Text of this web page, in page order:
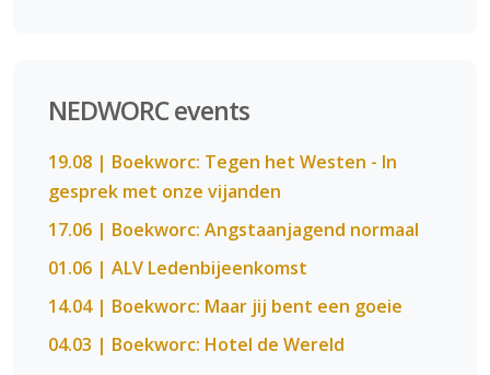
NEDWORC events
19.08 | Boekworc: Tegen het Westen - In
gesprek met onze vijanden
17.06 | Boekworc: Angstaanjagend normaal
01.06 | ALV Ledenbijeenkomst
14.04 | Boekworc: Maar jij bent een goeie
04.03 | Boekworc: Hotel de Wereld